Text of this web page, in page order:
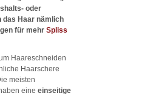
oder
das Haar nämlich
für mehr Spliss
Haareschneiden
Haarschere
meisten
eine einseitige